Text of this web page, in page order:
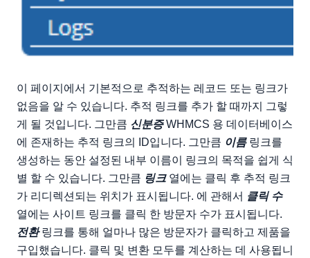
이 페이지에서 기본적으로 추적하는 레코드 또는 링크가
없음을 알 수 있습니다. 추적 링크를 추가 할 때까지 그렇
게 될 것입니다. 그만큼 신분증WHMCS 용 데이터베이스
에 존재하는 추적 링크의 ID입니다. 그만큼 이름링크를
생성하는 동안 설정된 내부 이름이 링크의 목적을 쉽게 식
별 할 수 있습니다. 그만큼 링크열에는 클릭 후 추적 링크
가 리디렉션되는 위치가 표시됩니다. 에 관해서 클릭 수
열에는 사이트 링크를 클릭 한 방문자 수가 표시됩니다.
전환링크를 통해 얼마나 많은 방문자가 클릭하고 제품을
구입했습니다. 클릭 및 변환 모두를 계산하는 데 사용됩니